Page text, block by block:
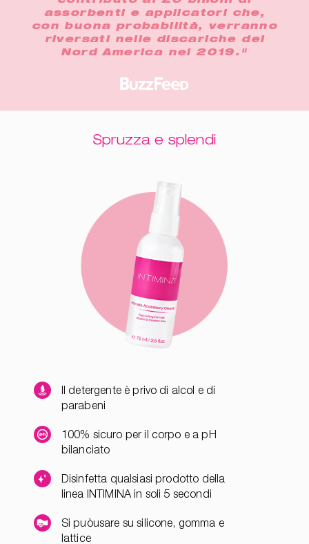
assorbenti e applicatori che,
con buona probabilità, verranno
riversati nelle discariche del
Nord America nel 2019."
Spruzza e splendi
Il detergente è privo di alcol e di
parabeni
100% sicuro per il corpo e a pH
bilanciato
Disinfetta qualsiasi prodotto della
linea INTIMINA in soli 5 secondi
Si puòusare su silicone, gomma e
lattice